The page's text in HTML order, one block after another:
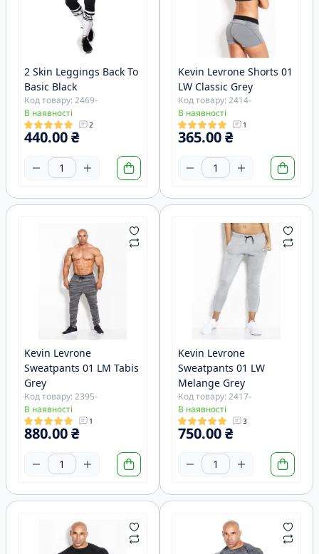
2 Skin Leggings Back To
Basic Black
Код товару: 2469-
В наявності
2
440.00 ₴
Kevin Levrone Shorts 01
LW Classic Grey
Код товару: 2414-
В наявності
1
365.00 ₴
Kevin Levrone
Sweatpants 01 LM Tabis
Grey
Код товару: 2395-
В наявності
1
880.00 ₴
Kevin Levrone
Sweatpants 01 LW
Melange Grey
Код товару: 2417-
В наявності
3
750.00 ₴